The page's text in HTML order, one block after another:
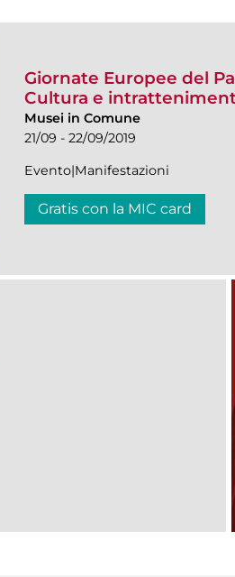
Giornate Europee del
Cultura e
Musei in Comune
21/09 - 22/09/2019
Evento|Manifestazioni
Gratis con la MIC card